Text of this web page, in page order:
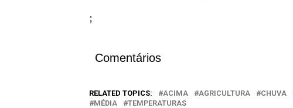
;
Comentários
RELATED TOPICS: ACIMA AGRICULTURA CHUVA
MÉDIA
TEMPERATURAS